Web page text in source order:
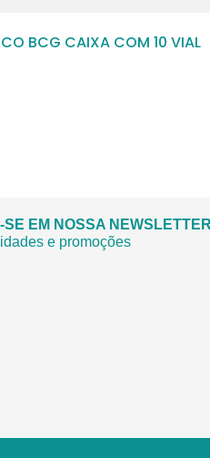
BCG CAIXA COM 10 VIAL
EM NOSSA NEWSLETTER
e promoções